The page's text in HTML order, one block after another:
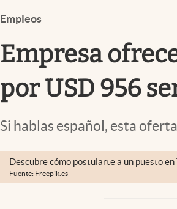
Streaming
Lifestyle
Empleos
Empresa
por USD 956
Si hablas español, esta
Descubre cómo postularte a un puesto
Fuente: Freepik.es